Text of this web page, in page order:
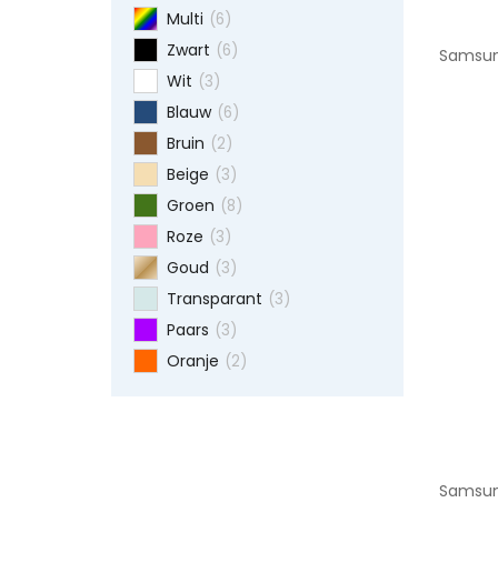
Multi (6)
Zwart (6)
Wit (3)
Blauw (6)
Bruin (2)
Beige (3)
Groen (8)
Roze (3)
Goud (3)
Transparant (3)
Paars (3)
Oranje (2)